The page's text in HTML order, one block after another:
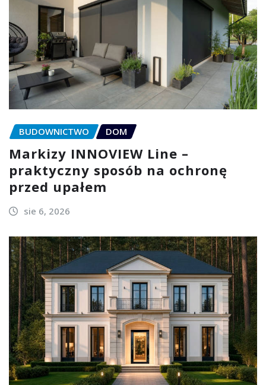
BUDOWNICTWO DOM
Markizy INNOVIEW Line –
praktyczny sposób na ochronę
przed upałem
sie 6, 2026